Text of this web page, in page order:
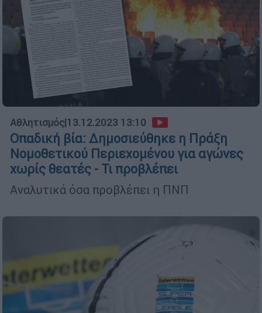
Αθλητισμός|13.12.2023 13:10
Οπαδική βία: Δημοσιεύθηκε η Πράξη
Νομοθετικού Περιεχομένου για αγώνες
χωρίς θεατές - Τι προβλέπει
Αναλυτικά όσα προβλέπει η ΠΝΠ